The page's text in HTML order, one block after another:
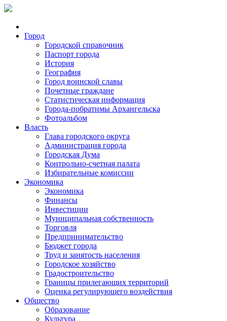
Город
Городской справочник
Паспорт города
История
География
Город воинской славы
Почетные граждане
Статистическая информация
Города-побратимы Архангельска
Фотоальбом
Власть
Глава городского округа
Администрация города
Городская Дума
Контрольно-счетная палата
Избирательные комиссии
Экономика
Экономика
Финансы
Инвестиции
Муниципальная собственность
Торговля
Предпринимательство
Бюджет города
Труд и занятость населения
Городское хозяйство
Градостроительство
Границы прилегающих территорий
Оценка регулирующего воздействия
Общество
Образование
Культура